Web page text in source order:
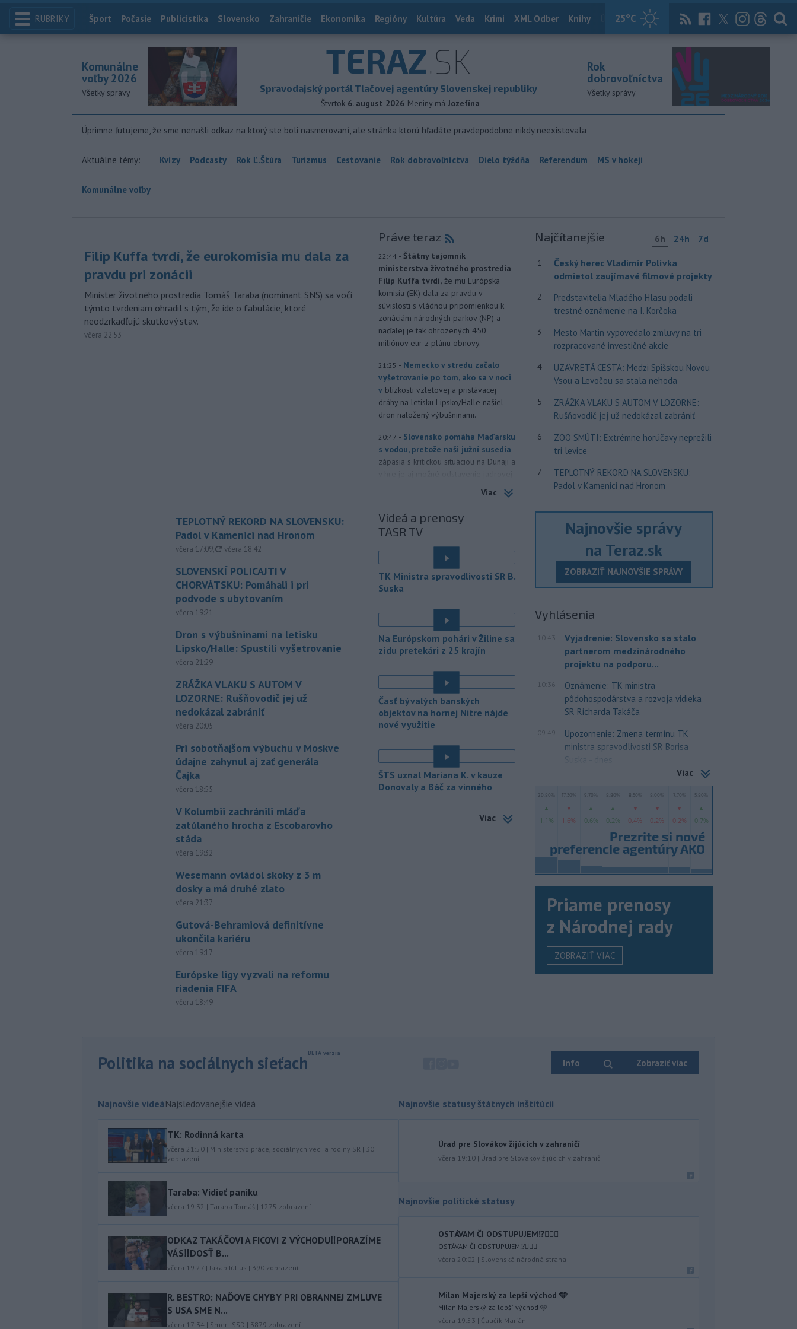
RUBRIKY 25°C
Index
Šport Počasie Publicistika Slovensko Zahraničie Ekonomika Regióny Kultúra Veda Krimi XML Odber Knihy Útulkovo Magazín News Now Archív
TERAZ.SK
Spravodajský portál Tlačovej agentúry Slovenskej republiky
Štvrtok 6. august 2026 Meniny má Jozefína
Komunálne
voľby 2026
Všetky správy
Rok
dobrovoľníctva
Všetky správy
Úprimne ľutujeme, že sme nenašli odkaz na ktorý ste boli nasmerovaní, ale stránka ktorú hľadáte pravdepodobne nikdy neexistovala
Aktuálne témy: Kvízy Podcasty Rok Ľ.Štúra Turizmus Cestovanie Rok dobrovoľníctva Dielo týždňa Referendum MS v hokeji
Komunálne voľby
Filip Kuffa tvrdí, že eurokomisia mu dala za
pravdu pri zonácii
Minister životného prostredia Tomáš Taraba (nominant SNS) sa voči
týmto tvrdeniam ohradil s tým, že ide o fabulácie, ktoré
neodzrkadľujú skutkový stav.
včera 22:53
TEPLOTNÝ REKORD NA SLOVENSKU:
Padol v Kamenici nad Hronom
včera 17:09, aktualizované
včera 18:42
SLOVENSKÍ POLICAJTI V
CHORVÁTSKU: Pomáhali i pri
podvode s ubytovaním
včera 19:21
Dron s výbušninami na letisku
Lipsko/Halle: Spustili vyšetrovanie
včera 21:29
ZRÁŽKA VLAKU S AUTOM V
LOZORNE: Rušňovodič jej už
nedokázal zabrániť
včera 20:05
Pri sobotňajšom výbuchu v Moskve
údajne zahynul aj zať generála
Čajka
včera 18:55
V Kolumbii zachránili mláďa
zatúlaného hrocha z Escobarovho
stáda
včera 19:32
Wesemann ovládol skoky z 3 m
dosky a má druhé zlato
včera 21:37
Gutová-Behramiová definitívne
ukončila kariéru
včera 19:17
Európske ligy vyzvali na reformu
riadenia FIFA
včera 18:49
Práve teraz
22:44 - Štátny tajomník
ministerstva životného prostredia
Filip Kuffa tvrdí, že mu Európska
komisia (EK) dala za pravdu v
súvislosti s vládnou pripomienkou k
zonáciám národných parkov (NP) a
naďalej je tak ohrozených 450
miliónov eur z plánu obnovy.
21:25 - Nemecko v stredu začalo
vyšetrovanie po tom, ako sa v noci
v blízkosti vzletovej a pristávacej
dráhy na letisku Lipsko/Halle našiel
dron naložený výbušninami.
20:47 - Slovensko pomáha Maďarsku
s vodou, pretože naši južní susedia
zápasia s kritickou situáciou na Dunaji a
objavila ďalší podzemný tunel,
ktorý mal
slúžiť na nelegálne
prevádzanie migrantov z Bieloruska
na územie tohto členského štátu
Európskej únie.
20:08 - Ruská dezinformačná
kandidáta, bývalého
centristického premiéra Attala. Ako
informovala agentúra AFP, odhalil ju
vládny úrad Viginum a s „vysokou
dezinformačnej sieti s názvom
Matrioška.
20:02 - Na jednokoľajovom
železničnom priecestí v Lozorne
nákladného vlaku s osobným
motorovým vozidlom.
19:29 - Úrady v severovýchodnej
rieky ho našli rybári so známkami
Revolučné gardy (IRGC).
okresy na západnom a južnom
Slovensku a niektoré okresy v strede
výstrahy tretieho stupňa pred
Izraelská armáda v stredu
vykonala raziu v palestínskom
tábore Kalandijá
obávajú vysťahovania.
Na severnom výbežku
Viac
Videá a prenosy
TASR TV
TK Ministra spravodlivosti SR B.
Suska
Na Európskom pohári v Žiline sa
zídu pretekári z 25 krajín
Časť bývalých banských
objektov na hornej Nitre nájde
nové využitie
ŠTS uznal Mariana K. v kauze
Donovaly a Báč za vinného
Viac
Najčítanejšie 6h 24h 7d
1
Český herec Vladimír Polívka
odmietol zaujímavé filmové projekty
2
Predstavitelia Mladého Hlasu podali
trestné oznámenie na I. Korčoka
3
Mesto Martin vypovedalo zmluvy na tri
rozpracované investičné akcie
4
UZAVRETÁ CESTA: Medzi Spišskou Novou
Vsou a Levočou sa stala nehoda
5
ZRÁŽKA VLAKU S AUTOM V LOZORNE:
Rušňovodič jej už nedokázal zabrániť
6
ZOO SMÚTI: Extrémne horúčavy neprežili
tri levice
7
TEPLOTNÝ REKORD NA SLOVENSKU:
Padol v Kamenici nad Hronom
Najnovšie správy
na Teraz.sk
ZOBRAZIŤ NAJNOVŠIE SPRÁVY
Vyhlásenia
10:43
Vyjadrenie: Slovensko sa stalo
partnerom medzinárodného
projektu na podporu...
10:36
Oznámenie: TK ministra
pôdohospodárstva a rozvoja vidieka
SR Richarda Takáča
09:49
Upozornenie: Zmena termínu TK
ministra spravodlivosti SR Borisa
Suska - dnes
Viac
Priame prenosy
z Národnej rady
ZOBRAZIŤ VIAC
Politika na sociálnych sieťach Info Zobraziť viac
Najnovšie videáNajsledovanejšie videá
TK: Rodinná karta
včera 21:50 | Ministerstvo práce, sociálnych vecí a rodiny SR | 30
zobrazení
Taraba: Vidieť paniku
včera 19:32 | Taraba Tomáš | 1275 zobrazení
ODKAZ TAKÁČOVI A FICOVI Z VÝCHODU‼️PORAZÍME
VÁS‼️DOSŤ B...
včera 19:27 |Jakab Július | 390 zobrazení
R. BESTRO: NAĎOVE CHYBY PRI OBRANNEJ ZMLUVE
S USA SME N...
včera 17:34 | Smer - SSD | 3879 zobrazení
Najnovšie statusy štátnych inštitúcií
Úrad pre Slovákov žijúcich v zahraničí
včera 19:10 | Úrad pre Slovákov žijúcich v zahraničí
Najnovšie politické statusy
OSTÁVAM ČI ODSTUPUJEM⁉️🤷🏻‍♂️
OSTÁVAM ČI ODSTUPUJEM⁉️🤷🏻‍♂️
včera 20:02 | Slovenská národná strana
Milan Majerský za lepší východ 🩵
Milan Majerský za lepší východ 🩵
včera 19:53 | Čaučík Marián